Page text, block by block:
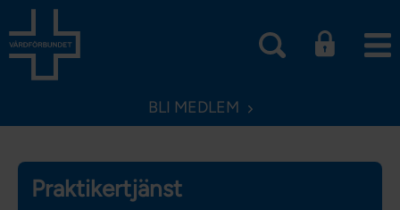
BLI MEDLEM
Praktikertjänst